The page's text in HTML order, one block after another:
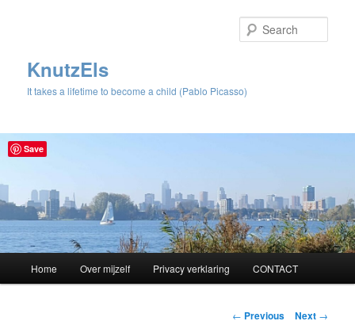
KnutzEls
It takes a lifetime to become a child (Pablo Picasso)
Skip
Home Over mijzelf Privacy verklaring CONTACT
Post
← Previous Next →
Save